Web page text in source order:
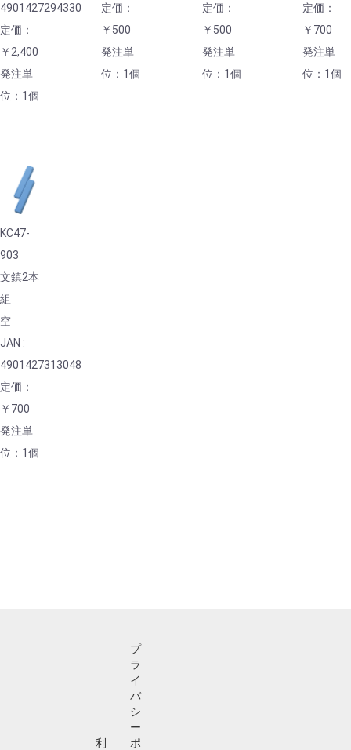
4901427294330
定価：
￥2,400
発注単
位：1個
定価：
￥500
発注単
位：1個
定価：
￥500
発注単
位：1個
定価：
￥700
発注単
位：1個
KC47-
903
文鎮2本
組
空
JAN :
4901427313048
定価：
￥700
発注単
位：1個
利
プ
ラ
イ
バ
シ
ー
ポ